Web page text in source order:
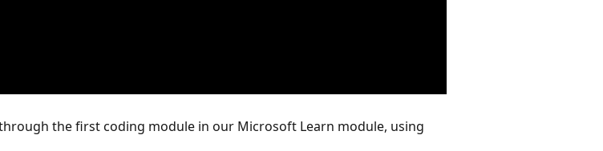
the first coding module in our Microsoft Learn module, using